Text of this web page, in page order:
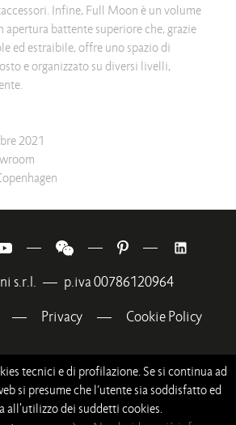
Infine, Full Moon è un volume
apertura battente superiore che, grazie
ed estraibile, offre uno spazio di
e organizzato su diversi livelli,
2021
s.r.l. — p.iva 00786120964
— Privacy — Cookie Policy
— — —
tecnici e di profilazione. Se si continua ad
si presume che l’utente sia soddisfatto ed
all'utilizzo dei suddetti cookies.